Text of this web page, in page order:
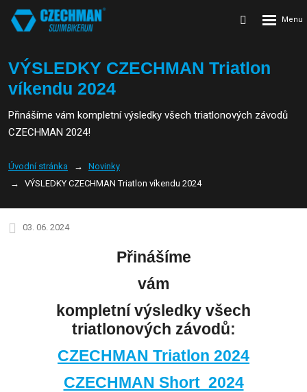
Vyhledávání
Rozbalení
VÝSLEDKY CZECHMAN Triatlon
víkendu 2024
Přinášíme vám kompletní výsledky všech triatlonových závodů
CZECHMAN 2024!
Úvodní stránka
Novinky
VÝSLEDKY CZECHMAN Triatlon víkendu 2024
03. 06. 2024
Přinášíme
vám
kompletní výsledky všech
triatlonových závodů:
CZECHMAN Triatlon 2024
CZECHMAN Short 2024